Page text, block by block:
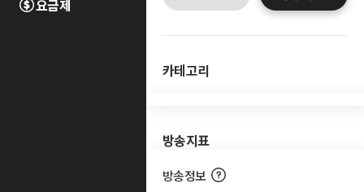
요금제
카테고리
방송지표
방송정보